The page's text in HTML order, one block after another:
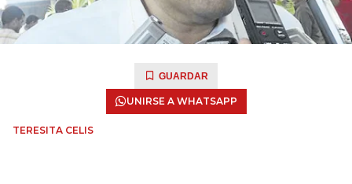
GUARDAR
UNIRSE A WHATSAPP
TERESITA CELIS